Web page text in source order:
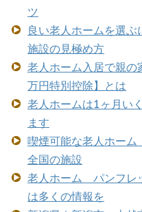
ツ
良い老人ホームを選
施設の見極め方
老人ホーム入居で親
万円特別控除】とは
老人ホームは1ヶ月い
ます
喫煙可能な老人ホー
全国の施設
老人ホーム パンフレ
は多くの情報を